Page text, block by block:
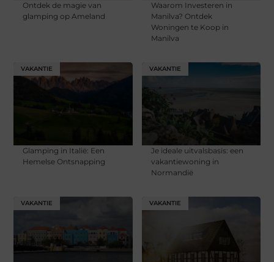
Ontdek de magie van
glamping op Ameland
Waarom Investeren in
Manilva? Ontdek
Woningen te Koop in
Manilva
VAKANTIE
Glamping in Italië: Een
Hemelse Ontsnapping
VAKANTIE
Je ideale uitvalsbasis: een
vakantiewoning in
Normandië
VAKANTIE VAKANTIE